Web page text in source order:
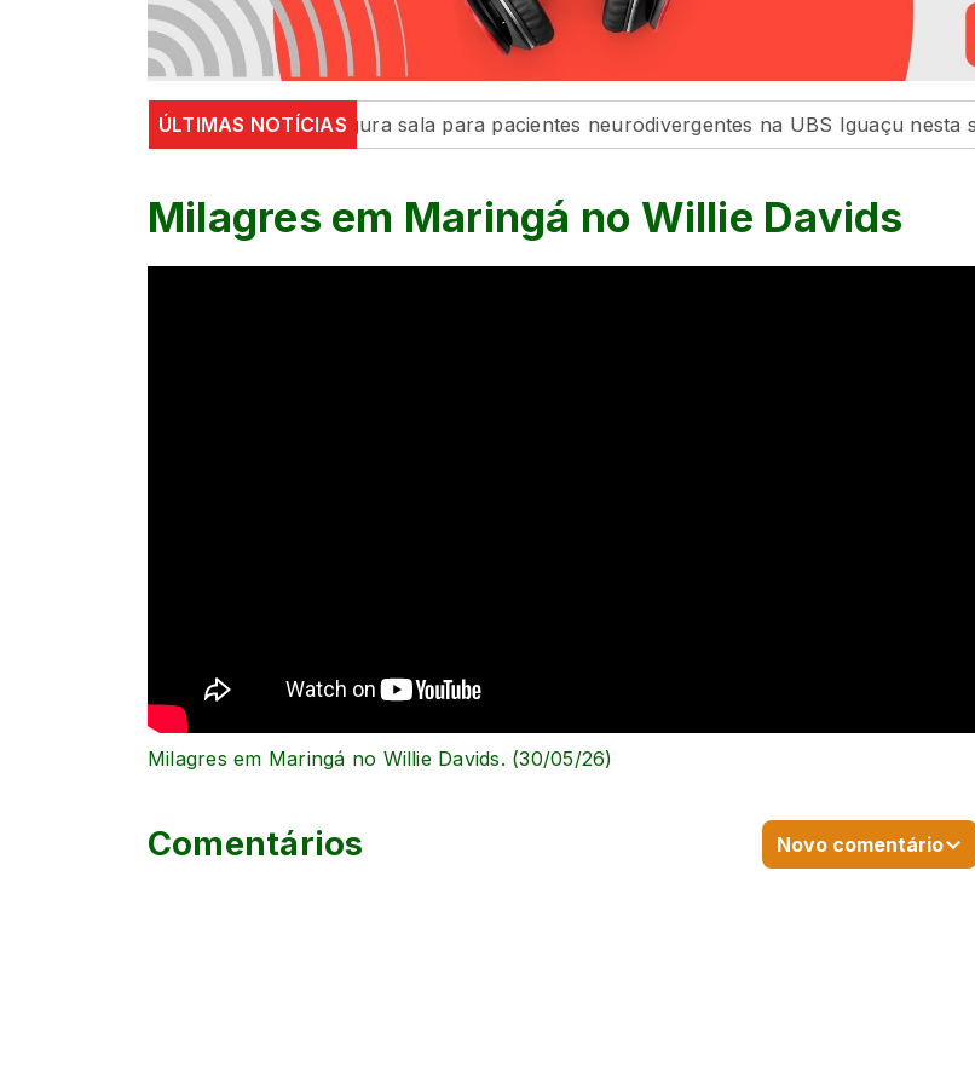
ÚLTIMAS NOTÍCIAS
de Maringá inaugura sala para pacientes neurodivergentes na UBS Iguaçu nesta segunda, 10
Milagres em Maringá no Willie Davids
Milagres em Maringá no Willie Davids. (30/05/26)
Comentários Novo comentário